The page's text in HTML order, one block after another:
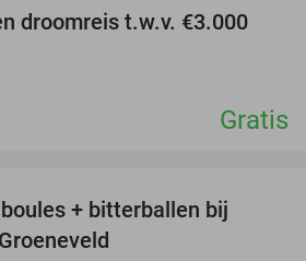
droomreis t.w.v. €3.000
Gratis
+ bitterballen bij